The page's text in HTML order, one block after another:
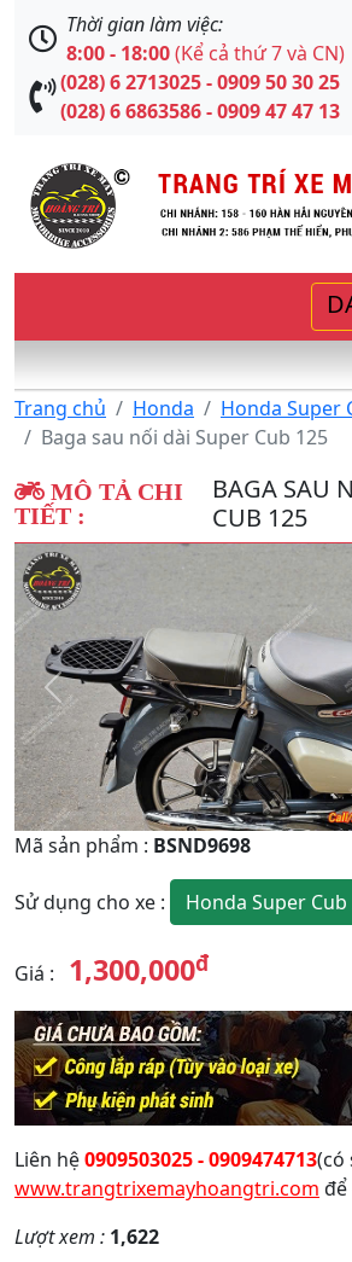
Thời gian làm việc:
8:00 - 18:00(Kể cả thứ 7 và CN)
(028) 6 2713025 - 0909 50 30 25
(028) 6 6863586 - 0909 47 47 13
Trang chủ Honda
Honda Super
Baga sau nối dài Super Cub 125
MÔ TẢ CHI
TIẾT :
BAGA SAU
CUB 125
Quay
Lại
Mã sản phẩm : BSND9698
Sử dụng cho xe : Honda Super Cub
Giá : 1,300,000đ
Liên hệ0909503025 - 0909474713(có
www.trangtrixemayhoangtri.com để
Lượt xem : 1,622